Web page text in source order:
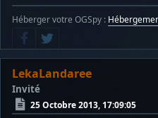
Héberger votre OGSpy :
LekaLandaree
Invité
25 Octobre 2013, 17:09:05